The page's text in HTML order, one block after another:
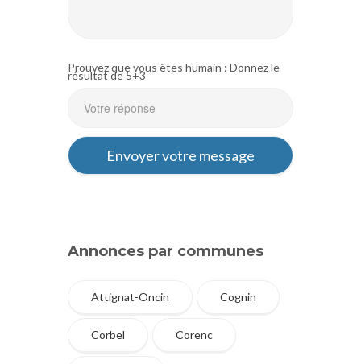
Prouvez que vous êtes humain : Donnez le
résultat de 5+3
Annonces par communes
Attignat-Oncin Cognin
Corbel Corenc